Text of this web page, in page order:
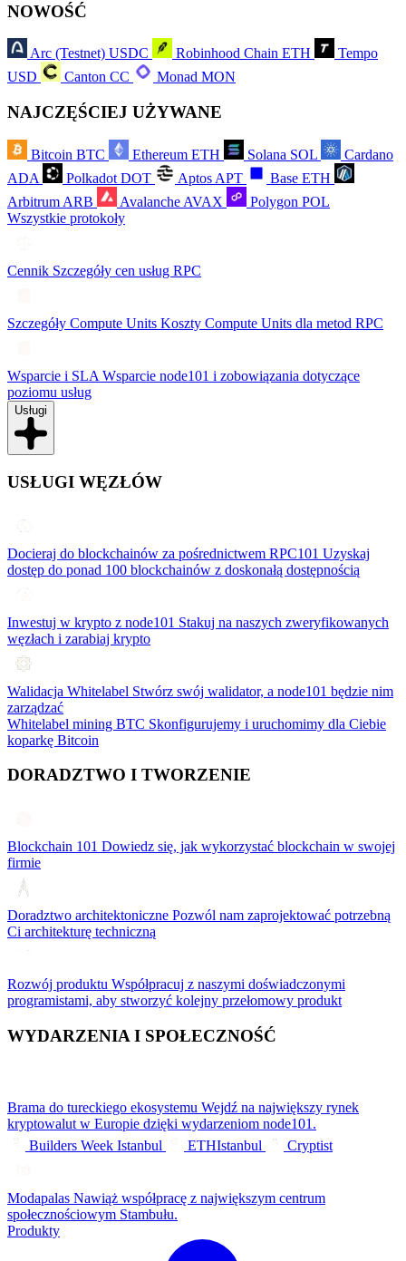
NOWOŚĆ
Arc (Testnet) USDC Robinhood Chain ETH
Tempo
USD
Canton CC Monad MON
NAJCZĘŚCIEJ UŻYWANE
Bitcoin BTC Ethereum ETH Solana SOL
Cardano
ADA
Polkadot DOT Aptos APT Base ETH
Arbitrum ARB Avalanche AVAX Polygon POL
Wszystkie protokoły
Cennik Szczegóły cen usług RPC
Szczegóły Compute Units Koszty Compute Units dla metod RPC
Wsparcie i SLA Wsparcie node101 i zobowiązania dotyczące
poziomu usług
Usługi
USŁUGI WĘZŁÓW
Docieraj do blockchainów za pośrednictwem RPC101 Uzyskaj
dostęp do ponad 100 blockchainów z doskonałą dostępnością
Inwestuj w krypto z node101 Stakuj na naszych zweryfikowanych
węzłach i zarabiaj krypto
Walidacja Whitelabel Stwórz swój walidator, a node101 będzie nim
zarządzać
Whitelabel mining BTC Skonfigurujemy i uruchomimy dla Ciebie
koparkę Bitcoin
DORADZTWO I TWORZENIE
Blockchain 101 Dowiedz się, jak wykorzystać blockchain w swojej
firmie
Doradztwo architektoniczne Pozwól nam zaprojektować potrzebną
Ci architekturę techniczną
Rozwój produktu Współpracuj z naszymi doświadczonymi
programistami, aby stworzyć kolejny przełomowy produkt
WYDARZENIA I SPOŁECZNOŚĆ
Brama do tureckiego ekosystemu Wejdź na największy rynek
kryptowalut w Europie dzięki wydarzeniom node101.
Builders Week Istanbul
ETHIstanbul Cryptist
Modapalas Nawiąż współpracę z największym centrum
społecznościowym Stambułu.
Produkty